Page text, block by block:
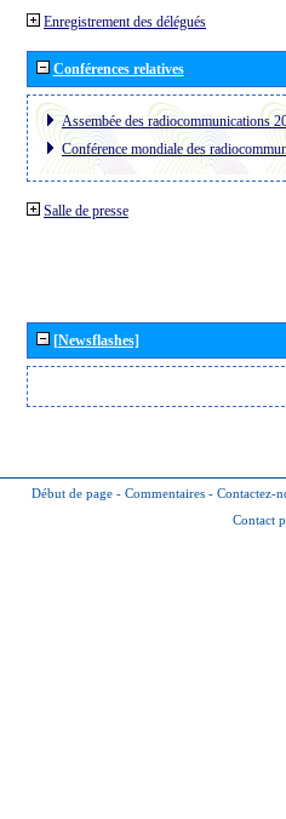
Enregistrement des délégués
Conférences relatives
Assembée des radiocommunications
Conférence mondiale des
Salle de presse
[Newsflashes]
Début de page - Commentaires - Contactez-
Contact